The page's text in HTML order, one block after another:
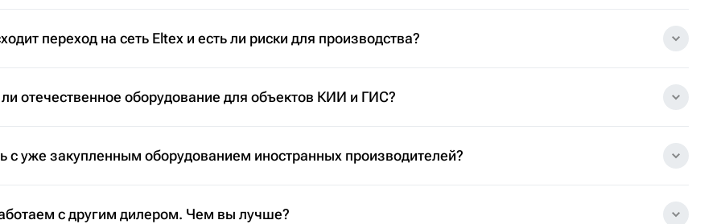
переход на сеть Eltex и есть ли риски для производства?
отечественное оборудование для объектов КИИ и ГИС?
с уже закупленным оборудованием иностранных производителей?
с другим дилером. Чем вы лучше?